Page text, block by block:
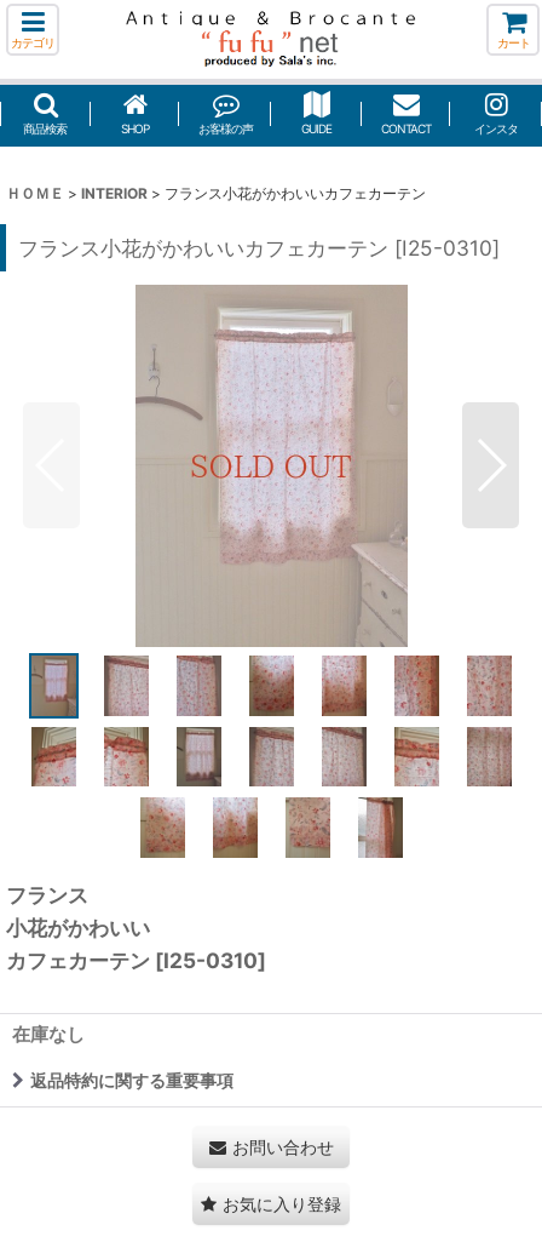
カテゴリ カート
商品検索 SHOP お客様の声 GUIDE CONTACT インスタ
ＨＯＭＥ > INTERIOR > フランス小花がかわいいカフェカーテン
フランス小花がかわいいカフェカーテン [I25-0310]
フランス
小花がかわいい
カフェカーテン [I25-0310]
在庫なし
返品特約に関する重要事項
お問い合わせ
お気に入り登録